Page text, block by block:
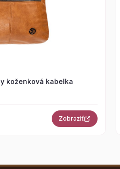
koženková kabelka
Zobraziť